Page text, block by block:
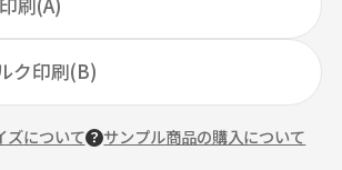
ク印刷(B)
ズについて サンプル商品の購入について